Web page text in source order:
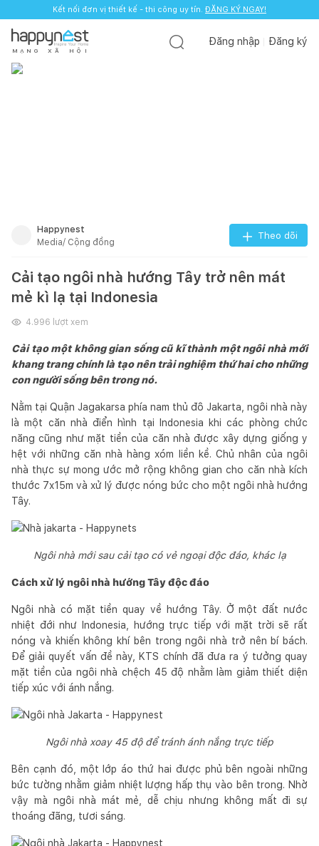
Kết nối đơn vị thiết kế - thi công uy tín. ĐĂNG KÝ NGAY!
M Ạ N G X Ã H Ộ I
Đăng nhập Đăng ký
Happynest
Media/ Cộng đồng
Theo dõi
Cải tạo ngôi nhà hướng Tây trở nên mát
mẻ kì lạ tại Indonesia
4.996 lượt xem
Cải tạo một không gian sống cũ kĩ thành một ngôi nhà mới
khang trang chính là tạo nên trải nghiệm thứ hai cho những
con người sống bên trong nó.
Nằm tại Quận Jagakarsa phía nam thủ đô Jakarta, ngôi nhà này
là một căn nhà điển hình tại Indonesia khi các phòng chức
năng cũng như mặt tiền của căn nhà được xây dựng giống y
hệt với những căn nhà hàng xóm liền kề. Chủ nhân của ngôi
nhà thực sự mong ước mở rộng không gian cho căn nhà kích
thước 7x15m và xử lý được nóng bức cho một ngôi nhà hướng
Tây.
Ngôi nhà mới sau cải tạo có vẻ ngoại độc đáo, khác lạ
Cách xử lý ngôi nhà hướng Tây độc đáo
Ngôi nhà có mặt tiền quay về hướng Tây. Ở một đất nước
nhiệt đới như Indonesia, hướng trực tiếp với mặt trời sẽ rất
nóng và khiến không khí bên trong ngôi nhà trở nên bí bách.
Để giải quyết vấn đề này, KTS chính đã đưa ra ý tưởng quay
mặt tiền của ngôi nhà chệch 45 độ nhằm làm giảm thiết diện
tiếp xúc với ánh nắng.
Ngôi nhà xoay 45 độ để tránh ánh nắng trực tiếp
Bên cạnh đó, một lớp áo thứ hai được phủ bên ngoài những
bức tường nhằm giảm nhiệt lượng hấp thụ vào bên trong. Nhờ
vậy mà ngôi nhà mát mẻ, dễ chịu nhưng không mất đi sự
thoáng đãng, tươi sáng.